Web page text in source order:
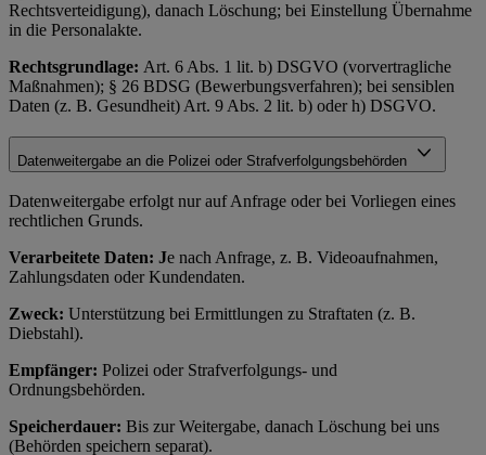
Rechtsverteidigung), danach Löschung; bei Einstellung Übernahme
in die Personalakte.
Rechtsgrundlage: Art. 6 Abs. 1 lit. b) DSGVO (vorvertragliche
Maßnahmen); § 26 BDSG (Bewerbungsverfahren); bei sensiblen
Daten (z. B. Gesundheit) Art. 9 Abs. 2 lit. b) oder h) DSGVO.
Datenweitergabe an die Polizei oder Strafverfolgungsbehörden
Datenweitergabe erfolgt nur auf Anfrage oder bei Vorliegen eines
rechtlichen Grunds.
Verarbeitete Daten: Je nach Anfrage, z. B. Videoaufnahmen,
Zahlungsdaten oder Kundendaten.
Zweck: Unterstützung bei Ermittlungen zu Straftaten (z. B.
Diebstahl).
Empfänger: Polizei oder Strafverfolgungs- und
Ordnungsbehörden.
Speicherdauer: Bis zur Weitergabe, danach Löschung bei uns
(Behörden speichern separat).